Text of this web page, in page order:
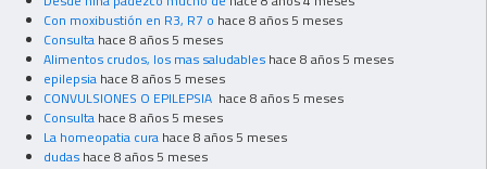
Con moxibustión en R3, R7 o hace 8 años 5 meses
Consulta hace 8 años 5 meses
Alimentos crudos, los mas saludables hace 8 años 5 meses
epilepsia hace 8 años 5 meses
CONVULSIONES O EPILEPSIA hace 8 años 5 meses
Consulta hace 8 años 5 meses
La homeopatia cura hace 8 años 5 meses
dudas hace 8 años 5 meses